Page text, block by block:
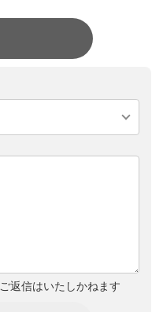
返信はいたしかねます